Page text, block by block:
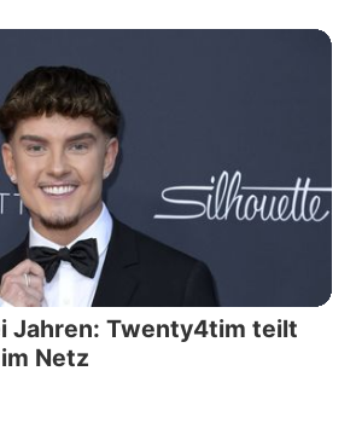
Jahren: Twenty4tim teilt
Netz